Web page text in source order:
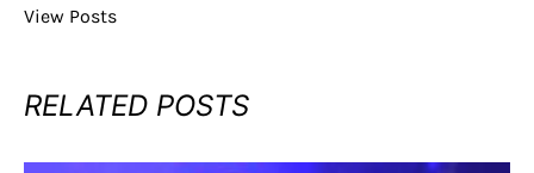
View Posts
RELATED POSTS